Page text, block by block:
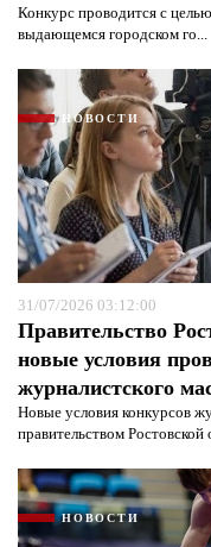
Конкурс проводится с
выдающемся городском го...
НОВОСТИ
31/07/2026 03:12:00
Правительство
новые условия
журналистского
Новые условия конкурсов
правительством Ростовской
НОВОСТИ
Я согласен с
защиты
Я согласен с
защиты